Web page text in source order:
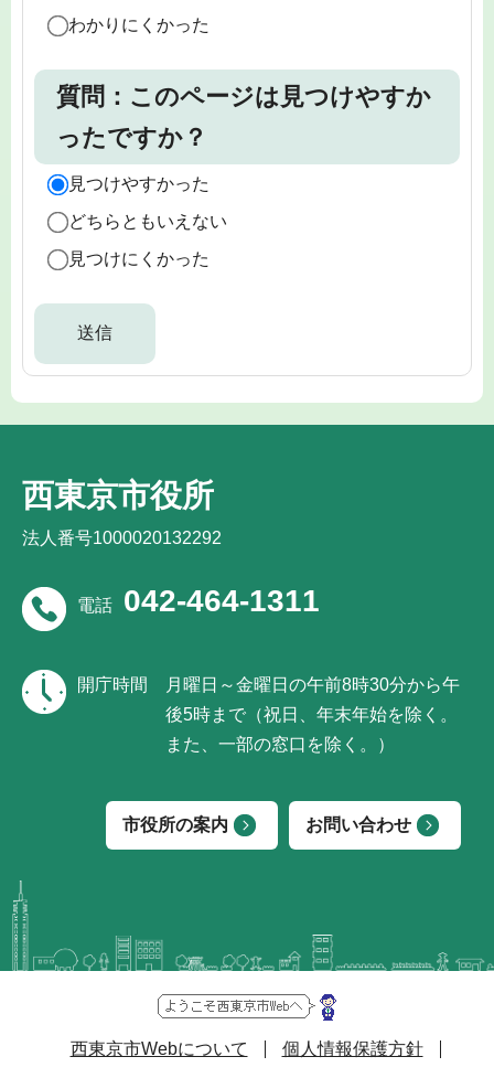
わかりにくかった
質問：このページは見つけやすか
ったですか？
見つけやすかった
どちらともいえない
見つけにくかった
西東京市役所
法人番号1000020132292
電話 042-464-1311
開庁時間
月曜日～金曜日の午前8時30分から午
後5時まで（祝日、年末年始を除く。
また、一部の窓口を除く。）
市役所の案内 お問い合わせ
西東京市Webについて 個人情報保護方針